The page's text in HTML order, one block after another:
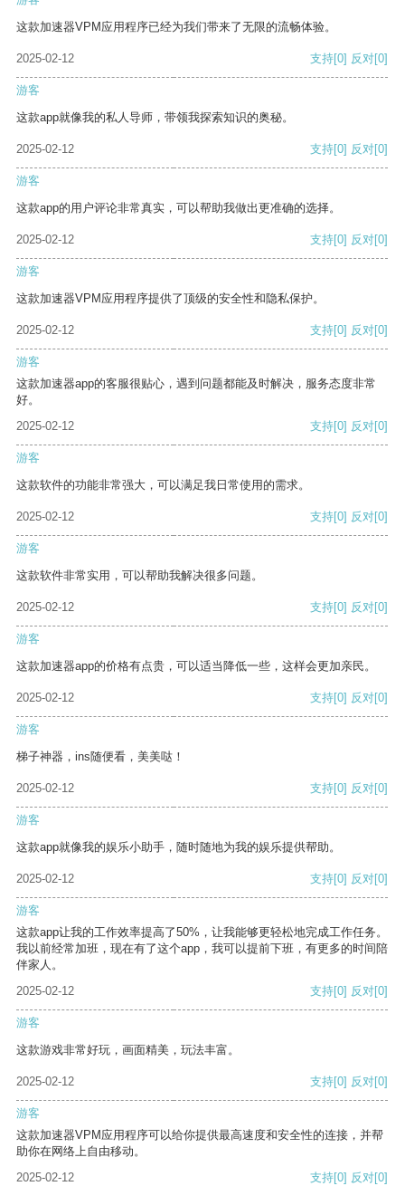
这款加速器VPM应用程序已经为我们带来了无限的流畅体验。
2025-02-12 支持[0] 反对[0]
游客
这款app就像我的私人导师，带领我探索知识的奥秘。
2025-02-12 支持[0] 反对[0]
游客
这款app的用户评论非常真实，可以帮助我做出更准确的选择。
2025-02-12 支持[0] 反对[0]
游客
这款加速器VPM应用程序提供了顶级的安全性和隐私保护。
2025-02-12 支持[0] 反对[0]
游客
这款加速器app的客服很贴心，遇到问题都能及时解决，服务态度非常
好。
2025-02-12
支持[0] 反对[0]
游客
这款软件的功能非常强大，可以满足我日常使用的需求。
2025-02-12 支持[0] 反对[0]
游客
这款软件非常实用，可以帮助我解决很多问题。
2025-02-12 支持[0] 反对[0]
游客
这款加速器app的价格有点贵，可以适当降低一些，这样会更加亲民。
2025-02-12 支持[0] 反对[0]
游客
梯子神器，ins随便看，美美哒！
2025-02-12 支持[0] 反对[0]
游客
这款app就像我的娱乐小助手，随时随地为我的娱乐提供帮助。
2025-02-12 支持[0] 反对[0]
游客
这款app让我的工作效率提高了50%，让我能够更轻松地完成工作任务。
我以前经常加班，现在有了这个app，我可以提前下班，有更多的时间陪
伴家人。
2025-02-12
支持[0] 反对[0]
游客
这款游戏非常好玩，画面精美，玩法丰富。
2025-02-12 支持[0] 反对[0]
游客
这款加速器VPM应用程序可以给你提供最高速度和安全性的连接，并帮
助你在网络上自由移动。
2025-02-12
支持[0] 反对[0]